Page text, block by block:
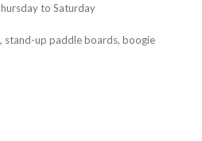
to Saturday
stand-up paddle boards, boogie